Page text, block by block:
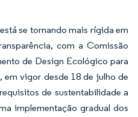
se tornando mais rígida em
com a Comissão
de Design Ecológico para
em vigor desde 18 de julho de
de sustentabilidade a
implementação gradual dos